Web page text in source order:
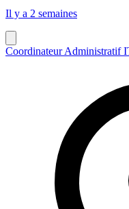
Il y a 2 semaines
Coordinateur Administratif